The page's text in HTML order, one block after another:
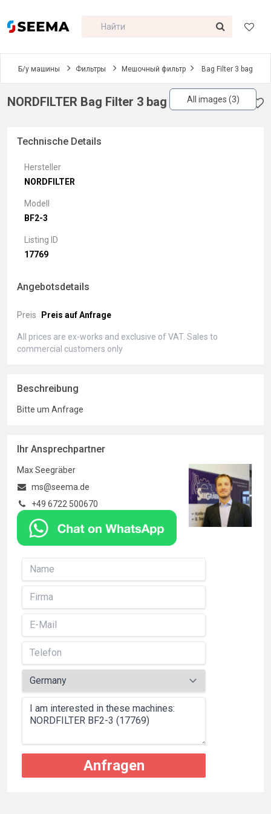
Б/у машины Фильтры Мешочный фильтр Bag Filter 3 bag
NORDFILTER Bag Filter 3 bag All images (3)
Technische Details
Hersteller
NORDFILTER
Modell
BF2-3
Listing ID
17769
Angebotsdetails
Preis Preis auf Anfrage
All prices are ex-works and exclusive of VAT. Sales to
commercial customers only
Beschreibung
Bitte um Anfrage
Ihr Ansprechpartner
Max Seegräber
ms@seema.de
+49 6722 500670
Anfragen